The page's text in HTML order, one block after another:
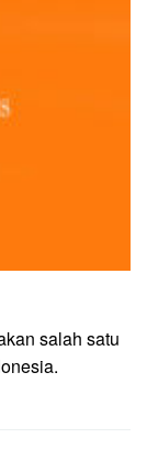
salah satu